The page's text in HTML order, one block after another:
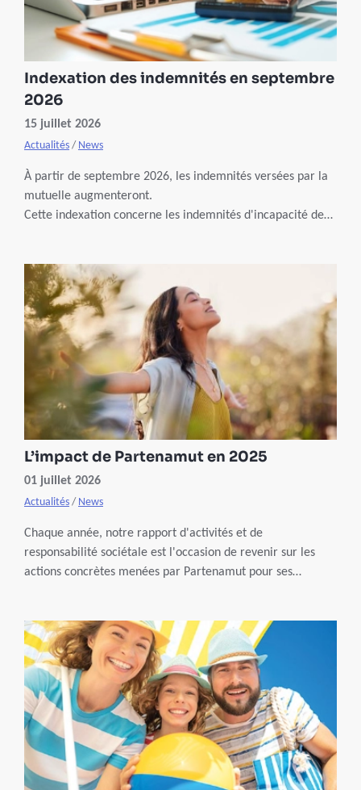
Indexation des indemnités en septembre
2026
15 juillet 2026
Actualités / News
À partir de septembre 2026, les indemnités versées par la
mutuelle augmenteront.
Cette indexation concerne les indemnités d'incapacité de
de naissance,…) versées par votre mutuelle.
L’impact de Partenamut en 2025
01 juillet 2026
Actualités / News
Chaque année, notre rapport d'activités et de
responsabilité sociétale est l'occasion de revenir sur les
actions concrètes menées par Partenamut pour ses